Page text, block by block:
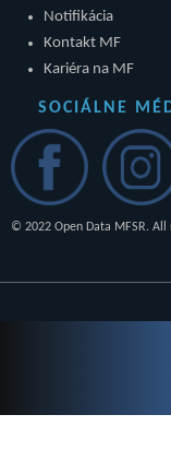
Notifikácia
Kontakt MF
Kariéra na MF
SOCIÁLNE
© 2022 Open Data MFSR. All